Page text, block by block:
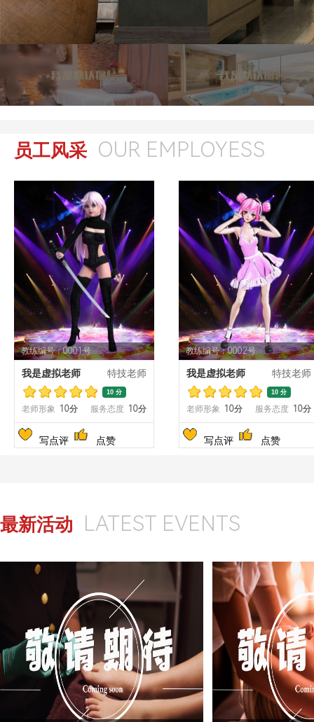
员工风采 OUR EMPLOYESS
教练编号：0001号
我是虚拟老师 特技老师
10 分
老师形象 10分 服务态度 10分
写点评 点赞
教练编号：0002号
我是虚拟老师 特技老师
10 分
老师形象 10分 服务态度 10分
写点评 点赞
最新活动 LATEST EVENTS